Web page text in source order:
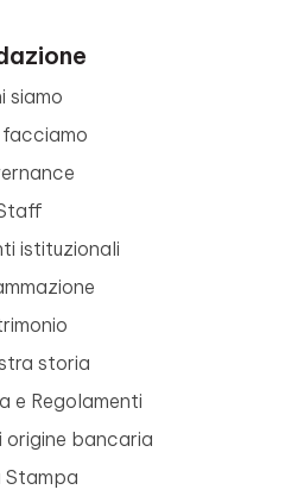
siamo
istituzionali
storia
e Regolamenti
origine bancaria
Stampa